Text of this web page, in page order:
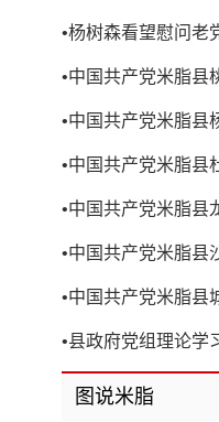
•杨树森看望慰问老
•中国共产党米脂县
•中国共产党米脂县
•中国共产党米脂县
•中国共产党米脂县
•中国共产党米脂县
•中国共产党米脂县
•县政府党组理论学
第8次党组（扩大）
图说米脂